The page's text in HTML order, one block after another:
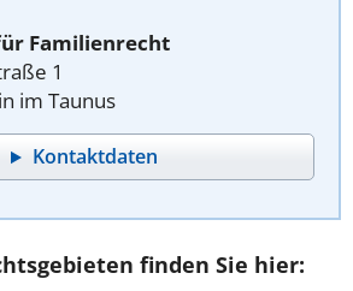
Familienrecht
1
im Taunus
Kontaktdaten
finden Sie hier: